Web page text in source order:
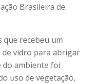
Brasileira de
que recebeu um
vidro para abrigar
do ambiente foi
uso de vegetação,